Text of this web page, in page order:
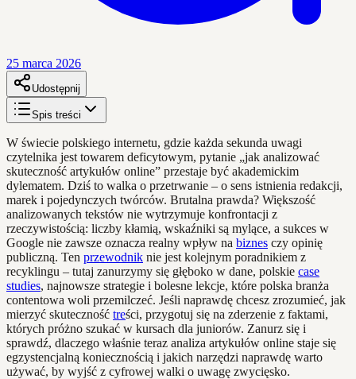
25 marca 2026
Udostępnij
Spis treści
W świecie polskiego internetu, gdzie każda sekunda uwagi
czytelnika jest towarem deficytowym, pytanie „jak analizować
skuteczność artykułów online” przestaje być akademickim
dylematem. Dziś to walka o przetrwanie – o sens istnienia redakcji,
marek i pojedynczych twórców. Brutalna prawda? Większość
analizowanych tekstów nie wytrzymuje konfrontacji z
rzeczywistością: liczby kłamią, wskaźniki są mylące, a sukces w
Google nie zawsze oznacza realny wpływ na biznes czy opinię
publiczną. Ten przewodnik nie jest kolejnym poradnikiem z
recyklingu – tutaj zanurzymy się głęboko w dane, polskie case
studies, najnowsze strategie i bolesne lekcje, które polska branża
contentowa woli przemilczeć. Jeśli naprawdę chcesz zrozumieć, jak
mierzyć skuteczność treści, przygotuj się na zderzenie z faktami,
których próżno szukać w kursach dla juniorów. Zanurz się i
sprawdź, dlaczego właśnie teraz analiza artykułów online staje się
egzystencjalną koniecznością i jakich narzędzi naprawdę warto
używać, by wyjść z cyfrowej walki o uwagę zwycięsko.